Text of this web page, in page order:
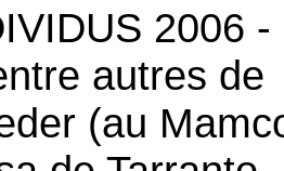
2006 -
autres de
(au